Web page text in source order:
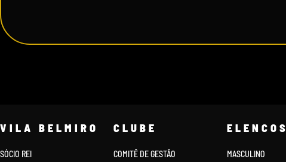
VILA BELMIRO
SÓCIO REI
CLUBE
COMITÊ DE GESTÃO
ELENCOS
MASCULINO